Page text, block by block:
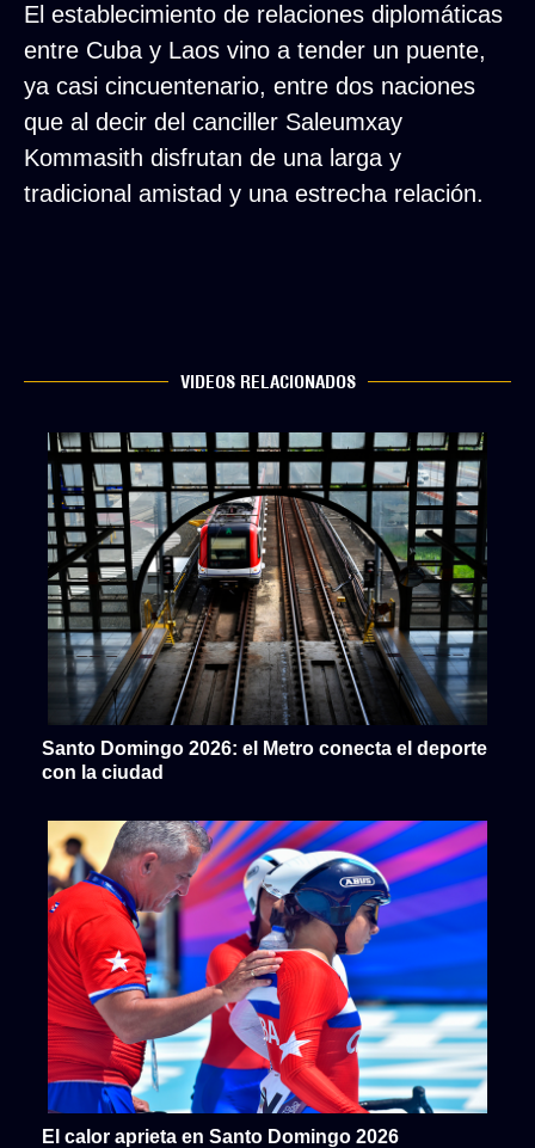
El establecimiento de relaciones diplomáticas
entre Cuba y Laos vino a tender un puente,
ya casi cincuentenario, entre dos naciones
que al decir del canciller Saleumxay
Kommasith disfrutan de una larga y
tradicional amistad y una estrecha relación.
VIDEOS RELACIONADOS
Santo Domingo 2026: el Metro conecta el deporte
con la ciudad
El calor aprieta en Santo Domingo 2026